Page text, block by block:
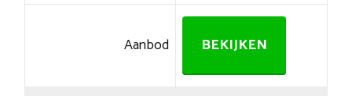
Aanbod BEKIJKEN